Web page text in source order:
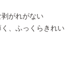
剥がれがない
く、ふっくらきれい